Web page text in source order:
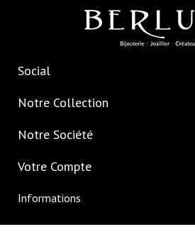
Social
Notre Collection
Notre Société
Votre Compte
Informations